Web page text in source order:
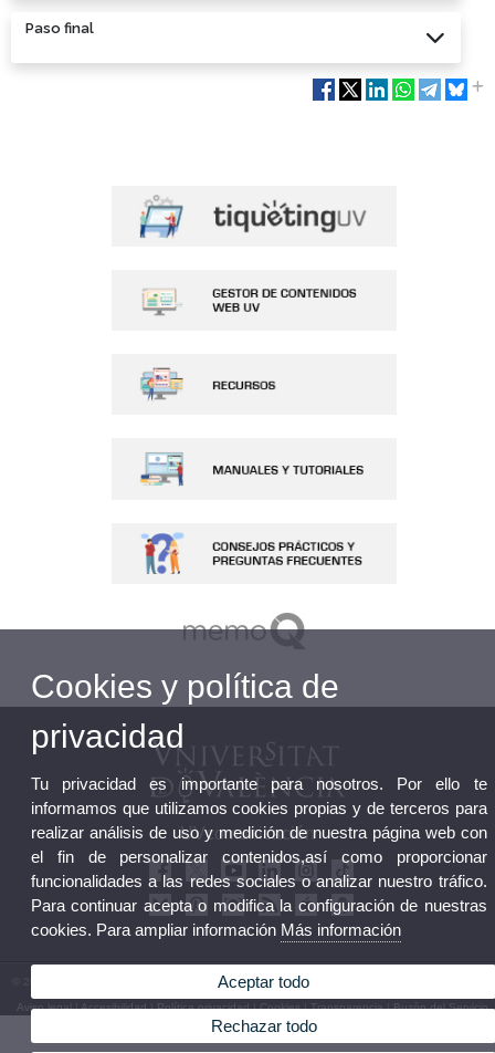
Paso final
UVcomunicación
© 2026 UV. - Avda. Blasco Ibáñez, 13 - Nivel 0. 46010 València. Teléfono: (+34) 96 354 39 31
Aviso legal|Accesibilidad|Política privacidad|Cookies|Transparencia|Buzón del Servicio
Cookies y política de
privacidad
Tu privacidad es importante para nosotros. Por ello te
informamos que utilizamos cookies propias y de terceros para
realizar análisis de uso y medición de nuestra página web con
el fin de personalizar contenidos,así como proporcionar
funcionalidades a las redes sociales o analizar nuestro tráfico.
Para continuar acepta o modifica la configuración de nuestras
cookies. Para ampliar información Más información
Aceptar todo
Rechazar todo